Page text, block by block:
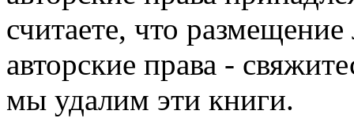
считаете, что
авторские права -
мы удалим эти книги.